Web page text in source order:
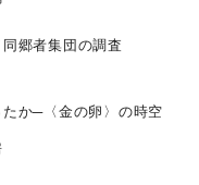
郷者集団の調査
か─〈金の卵〉の時空